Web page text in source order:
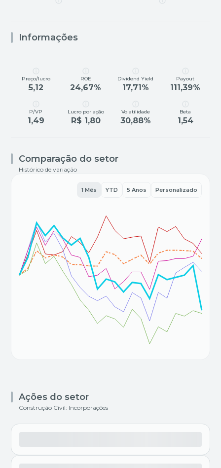
Informações
Preço/lucro
5,12
ROE
24,67%
Dividend Yield
17,71%
Payout
111,39%
P/VP
1,49
Lucro por ação
R$ 1,80
Volatilidade
30,88%
Beta
1,54
Comparação do setor
Histórico de variação
1 Mês YTD 5 Anos Personalizado
Ações do setor
Construção Civil: Incorporações